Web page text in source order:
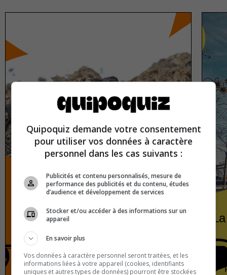
Les fossiles
Histoire Vrai ou faux
Quipoquiz demande votre consentement
pour utiliser vos données à caractère
personnel dans les cas suivants :
Publicités et contenu personnalisés, mesure de
performance des publicités et du contenu, études
d’audience et développement de services
Stocker et/ou accéder à des informations sur un
appareil
En savoir plus
Vos données à caractère personnel seront traitées, et les
informations liées à votre appareil (cookies, identifiants
uniques et autres types de données) pourront être stockées